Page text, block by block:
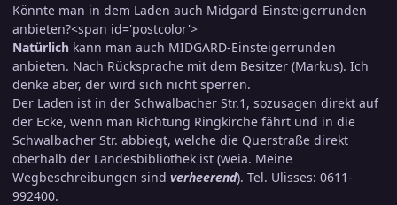
Könnte man in dem Laden auch Midgard-Einsteigerrunden
anbieten?<span id='postcolor'>
Natürlich kann man auch MIDGARD-Einsteigerrunden
anbieten. Nach Rücksprache mit dem Besitzer (Markus). Ich
denke aber, der wird sich nicht sperren.
Der Laden ist in der Schwalbacher Str.1, sozusagen direkt auf
der Ecke, wenn man Richtung Ringkirche fährt und in die
Schwalbacher Str. abbiegt, welche die Querstraße direkt
oberhalb der Landesbibliothek ist (weia. Meine
Wegbeschreibungen sind verheerend). Tel. Ulisses: 0611-
992400.